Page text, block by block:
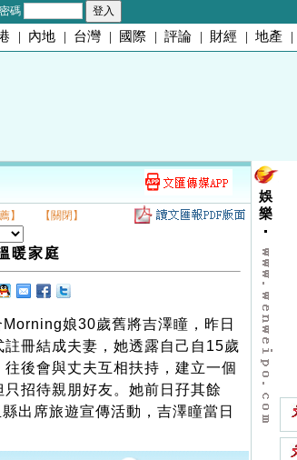
密碼
| 內地 | 台灣 | 國際 | 評論 | 財經 | 地產 |
】 【關閉】
暖家庭
娘30歲舊將吉澤瞳，昨日
冊結成夫妻，她透露自己自15歲
後會與丈夫互相扶持，建立一個
招待親朋好友。她前日孖其餘
出席旅遊宣傳活動，吉澤瞳當日
娛
樂